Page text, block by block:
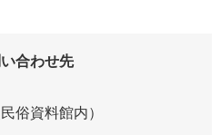
合わせ先
俗資料館内）